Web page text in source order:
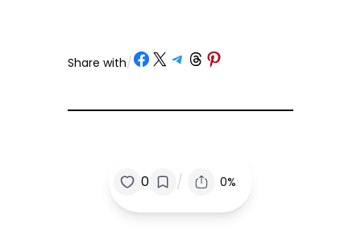
Share with/ Share on Facebook
Share on X Share on Telegram
Share on Threads
Share on Pinterest
0 / 0%